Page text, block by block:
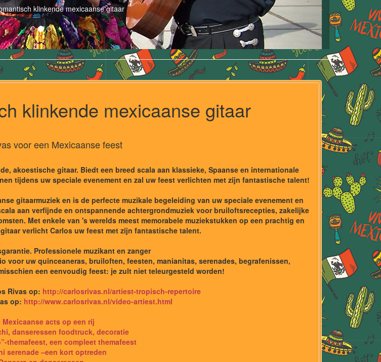
klinkende mexicaanse gitaar
klinkende mexicaanse gitaar
voor een Mexicaanse feest
akoestische gitaar. Biedt een breed scala aan klassieke, Spaanse en internationale
tijdens uw speciale evenement en zal uw feest verlichten met zijn fantastische talent!
gitaarmuziek en is de perfecte muzikale begeleiding van uw speciale evenement en
aan verfijnde en ontspannende achtergrondmuziek voor bruiloftsrecepties, zakelijke
Met enkele van 's werelds meest memorabele muziekstukken op een prachtig en
verlicht Carlos uw feest met zijn fantastische talent.
Professionele muzikant en zanger
voor uw quinceaneras, bruiloften, feesten, manianitas, serenades, begrafenissen,
een eenvoudig feest: je zult niet teleurgesteld worden!
Rivas op: http://carlosrivas.nl/artiest-tropisch-repertoire
op: http://www.carlosrivas.nl/video-artiest.html
Mexicaanse acts op een rij
danseressen foodtruck, decoratie
themafeest, een compleet themafeest
serenade –een kort optreden